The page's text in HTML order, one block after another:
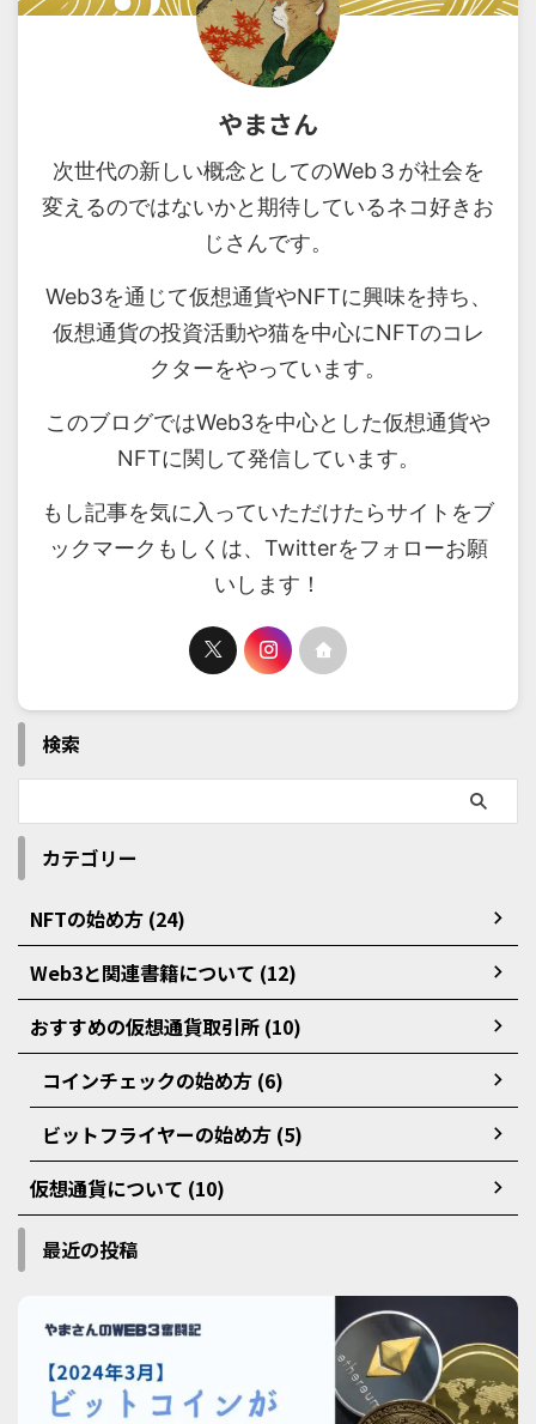
やまさん
次世代の新しい概念としてのWeb３が社会を
変えるのではないかと期待しているネコ好きお
じさんです。
Web3を通じて仮想通貨やNFTに興味を持ち、
仮想通貨の投資活動や猫を中心にNFTのコレ
クターをやっています。
このブログではWeb3を中心とした仮想通貨や
NFTに関して発信しています。
もし記事を気に入っていただけたらサイトをブ
ックマークもしくは、Twitterをフォローお願
いします！
検索
カテゴリー
NFTの始め方 (24)
Web3と関連書籍について (12)
おすすめの仮想通貨取引所 (10)
コインチェックの始め方 (6)
ビットフライヤーの始め方 (5)
仮想通貨について (10)
最近の投稿